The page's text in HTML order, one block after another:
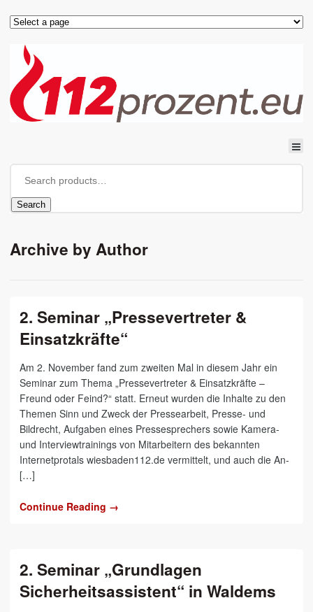
Search
Archive by Author
2. Seminar „Pressevertreter &
Einsatzkräfte“
Am 2. November fand zum zweiten Mal in diesem Jahr ein
Seminar zum Thema „Pressevertreter & Einsatzkräfte –
Freund oder Feind?“ statt. Erneut wurden die Inhalte zu den
Themen Sinn und Zweck der Pressearbeit, Presse- und
Bildrecht, Aufgaben eines Pressesprechers sowie Kamera-
und Interviewtrainings von Mitarbeitern des bekannten
Internetprotals wiesbaden112.de vermittelt, und auch die An-
[…]
Continue Reading →
2. Seminar „Grundlagen
Sicherheitsassistent“ in Waldems